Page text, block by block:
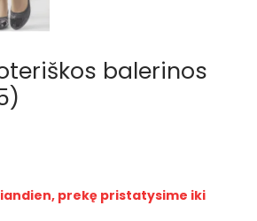
balerinos
prekę pristatysime iki